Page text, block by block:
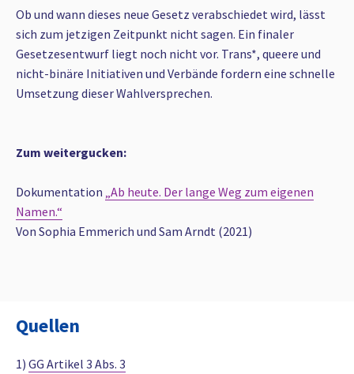
Ob und wann dieses neue Gesetz verabschiedet wird, lässt
sich zum jetzigen Zeitpunkt nicht sagen. Ein finaler
Gesetzesentwurf liegt noch nicht vor. Trans*, queere und
nicht-binäre Initiativen und Verbände fordern eine schnelle
Umsetzung dieser Wahlversprechen.
Zum weitergucken:
Dokumentation „Ab heute. Der lange Weg zum eigenen
Namen.“
Von Sophia Emmerich und Sam Arndt (2021)
Quellen
1) GG Artikel 3 Abs. 3